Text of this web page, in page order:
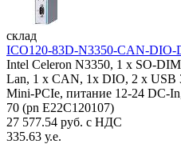
склад
ICO120-83D-N3350-CAN-DIO-
Intel Celeron N3350, 1 х SO-
Lan, 1 х CAN, 1x DIO, 2 х USB
Mini-PCIe, питание 12-24 DC-
70 (pn E22C120107)
27 577.54 руб. с НДС
335.63 у.е.